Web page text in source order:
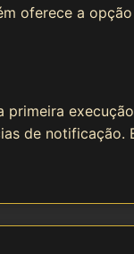
oferece a
primeira
de notificação.